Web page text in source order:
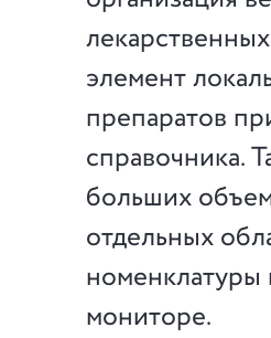
элемент
препаратов
справочника.
больших
отдельных
мониторе.